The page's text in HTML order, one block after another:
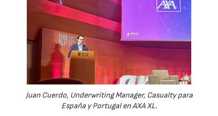
Juan Cuerdo, Underwriting Manager, Casualty para
España y Portugal en AXA XL.